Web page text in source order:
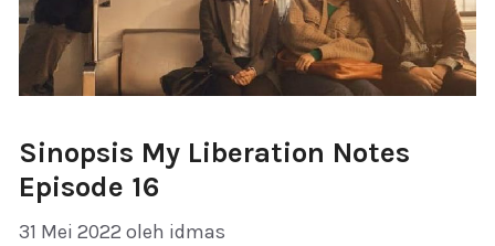
Sinopsis My Liberation Notes
Episode 16
31 Mei 2022 oleh idmas